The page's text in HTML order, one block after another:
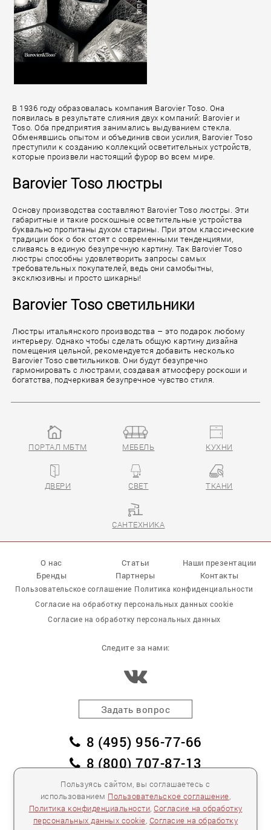
В 1936 году образовалась компания Barovier Toso. Она
появилась в результате слияния двух компаний: Barovier и
Toso. Оба предприятия занимались выдуванием стекла.
Обменявшись опытом и объединив свои усилия, Barovier Toso
преступили к созданию коллекций осветительных устройств,
которые произвели настоящий фурор во всем мире.
Barovier Toso люстры
Основу производства составляют Barovier Toso люстры. Эти
габаритные и такие роскошные осветительные устройства
буквально пропитаны духом старины. При этом классические
традиции бок о бок стоят с современными тенденциями,
сливаясь в единую безупречную картину. Так Barovier Toso
люстры способны удовлетворить запросы самых
требовательных покупателей, ведь они самобытны,
эксклюзивны и просто шикарны!
Barovier Toso светильники
Люстры итальянского производства – это подарок любому
интерьеру. Однако чтобы сделать общую картину дизайна
помещения цельной, рекомендуется добавить несколько
Barovier Toso светильников. Они будут безупречно
гармонировать с люстрами, создавая атмосферу роскоши и
богатства, подчеркивая безупречное чувство стиля.
Пользуясь сайтом, вы соглашаетесь с
использованием Пользовательское соглашение
Политика конфиденциальности Согласие на обработку
персональных данных cookie Согласие на обработку
ПОРТАЛ МБТМ МЕБЕЛЬ КУХНИ
ДВЕРИ СВЕТ ТКАНИ
САНТЕХНИКА
О нас Статьи
Наши презентации
Бренды
Партнеры Контакты
Пользовательское соглашение Политика конфиденциальности
Согласие на обработку персональных данных cookie
Согласие на обработку персональных данных
Следите за нами:
Задать вопрос
8 (495) 956-77-66
8 (800) 707-87-13
заказать обратный звонок
пл. Победы, дом 2, корпус 2
Для спецификаций и предложений:info@mebelclub.ru